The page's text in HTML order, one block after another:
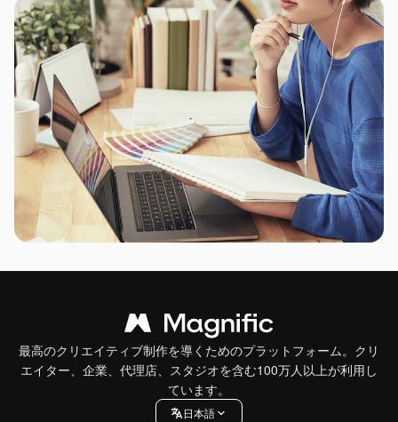
最高のクリエイティブ制作を導くためのプラットフォーム。クリ
エイター、企業、代理店、スタジオを含む100万人以上が利用し
ています。
日本語